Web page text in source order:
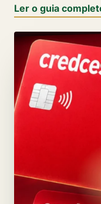
Ler o guia